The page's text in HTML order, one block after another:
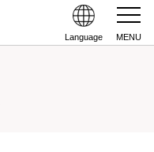
Language MENU